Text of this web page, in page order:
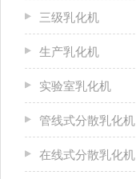
三级乳化机
生产乳化机
实验室乳化机
管线式分散乳化机
在线式分散乳化机